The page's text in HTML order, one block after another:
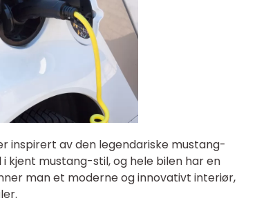
inspirert av den legendariske mustang-
kjent mustang-stil, og hele bilen har en
man et moderne og innovativt interiør,